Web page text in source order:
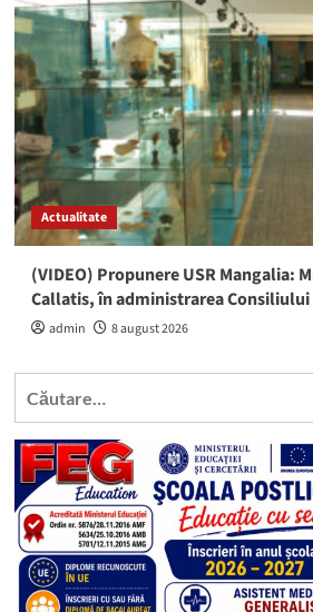
Actualitate
(VIDEO) Propunere USR Mangalia:
Callatis, în administrarea
admin 8 august 2026